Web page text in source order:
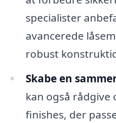
specialister
avancerede
robust
Skabe en
kan også rådgive
finishes, der